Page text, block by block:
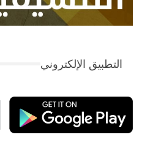
التطبيق الإلكتروني